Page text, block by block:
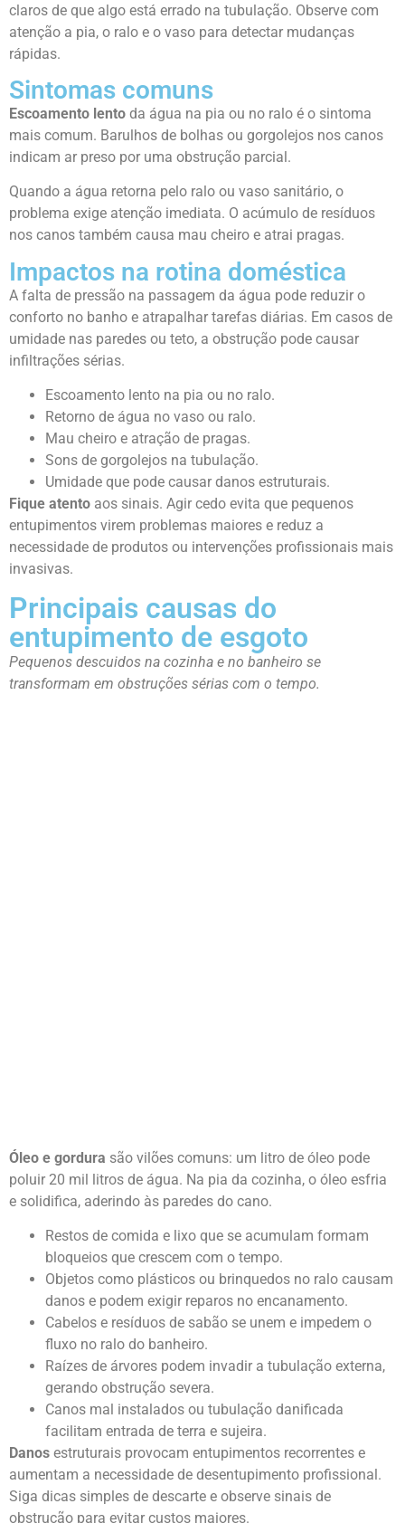
claros de que algo está errado na tubulação. Observe com
atenção a pia, o ralo e o vaso para detectar mudanças
rápidas.
Sintomas comuns
Escoamento lento da água na pia ou no ralo é o sintoma
mais comum. Barulhos de bolhas ou gorgolejos nos canos
indicam ar preso por uma obstrução parcial.
Quando a água retorna pelo ralo ou vaso sanitário, o
problema exige atenção imediata. O acúmulo de resíduos
nos canos também causa mau cheiro e atrai pragas.
Impactos na rotina doméstica
A falta de pressão na passagem da água pode reduzir o
conforto no banho e atrapalhar tarefas diárias. Em casos de
umidade nas paredes ou teto, a obstrução pode causar
infiltrações sérias.
Escoamento lento na pia ou no ralo.
Retorno de água no vaso ou ralo.
Mau cheiro e atração de pragas.
Sons de gorgolejos na tubulação.
Umidade que pode causar danos estruturais.
Fique atento aos sinais. Agir cedo evita que pequenos
entupimentos virem problemas maiores e reduz a
necessidade de produtos ou intervenções profissionais mais
invasivas.
Principais causas do
entupimento de esgoto
Pequenos descuidos na cozinha e no banheiro se
transformam em obstruções sérias com o tempo.
Óleo e gordura são vilões comuns: um litro de óleo pode
poluir 20 mil litros de água. Na pia da cozinha, o óleo esfria
e solidifica, aderindo às paredes do cano.
Restos de comida e lixo que se acumulam formam
bloqueios que crescem com o tempo.
Objetos como plásticos ou brinquedos no ralo causam
danos e podem exigir reparos no encanamento.
Cabelos e resíduos de sabão se unem e impedem o
fluxo no ralo do banheiro.
Raízes de árvores podem invadir a tubulação externa,
gerando obstrução severa.
Canos mal instalados ou tubulação danificada
facilitam entrada de terra e sujeira.
Danos estruturais provocam entupimentos recorrentes e
aumentam a necessidade de desentupimento profissional.
Siga dicas simples de descarte e observe sinais de
obstrução para evitar custos maiores.